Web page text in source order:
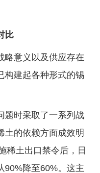
比
略意义以及供应存在
构建起各种形式的锡
题时采取了一系列战
土的依赖方面成效明
稀土出口禁令后，日
90%降至60%。这主